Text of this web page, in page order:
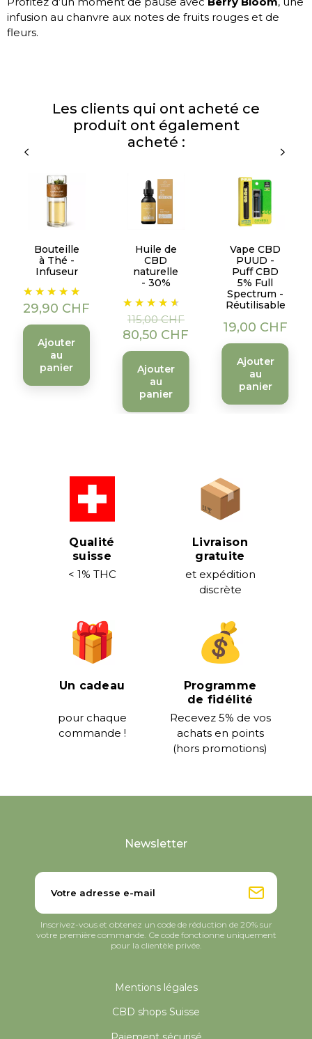
infusion au chanvre aux notes de fruits rouges et de
fleurs.
Les clients qui ont acheté ce
produit ont également
acheté :
Bouteille
à Thé -
Infuseur
Prix
29,90 CHF
Ajouter
au
panier
Huile de
CBD
naturelle
- 30%
Prix
de
base
115,00 CHF
Prix
80,50 CHF
Ajouter
au
panier
Vape CBD
PUUD -
Puff CBD
5% Full
Spectrum -
Réutilisable
Prix
19,00 CHF
Ajouter
au
panier
Qualité
suisse
< 1% THC
Livraison
gratuite
et expédition
discrète
Un cadeau
pour chaque
commande !
Programme
de fidélité
Recevez 5% de vos
achats en points
(hors promotions)
Mentions légales
CBD shops Suisse
Newsletter
Inscrivez-vous et obtenez un code de réduction de 20% sur
votre première commande. Ce code fonctionne uniquement
pour la clientèle privée.